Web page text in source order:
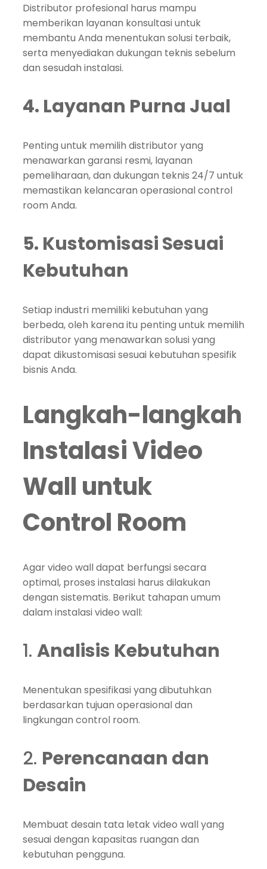
Distributor profesional harus mampu
memberikan layanan konsultasi untuk
membantu Anda menentukan solusi terbaik,
serta menyediakan dukungan teknis sebelum
dan sesudah instalasi.
4. Layanan Purna Jual
Penting untuk memilih distributor yang
menawarkan garansi resmi, layanan
pemeliharaan, dan dukungan teknis 24/7 untuk
memastikan kelancaran operasional control
room Anda.
5. Kustomisasi Sesuai
Kebutuhan
Setiap industri memiliki kebutuhan yang
berbeda, oleh karena itu penting untuk memilih
distributor yang menawarkan solusi yang
dapat dikustomisasi sesuai kebutuhan spesifik
bisnis Anda.
Langkah-langkah
Instalasi Video
Wall untuk
Control Room
Agar video wall dapat berfungsi secara
optimal, proses instalasi harus dilakukan
dengan sistematis. Berikut tahapan umum
dalam instalasi video wall:
1. Analisis Kebutuhan
Menentukan spesifikasi yang dibutuhkan
berdasarkan tujuan operasional dan
lingkungan control room.
2. Perencanaan dan
Desain
Membuat desain tata letak video wall yang
sesuai dengan kapasitas ruangan dan
kebutuhan pengguna.